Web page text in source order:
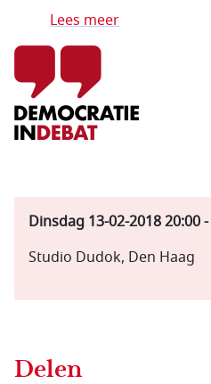
Lees meer
Dinsdag 13-02-201820:00-
Studio Dudok, Den Haag
Delen